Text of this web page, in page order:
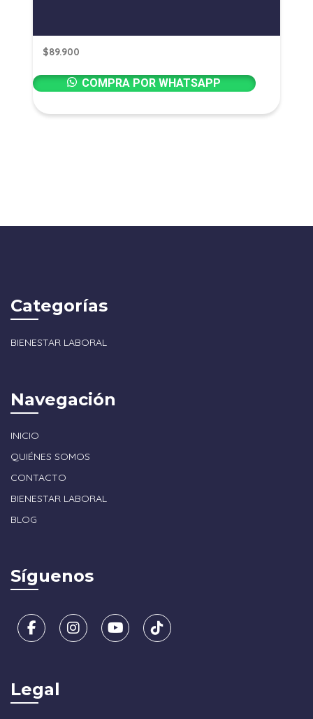
$89.900
COMPRA POR WHATSAPP
Categorías
BIENESTAR LABORAL
Navegación
INICIO
QUIÉNES SOMOS
CONTACTO
BIENESTAR LABORAL
BLOG
Síguenos
Legal